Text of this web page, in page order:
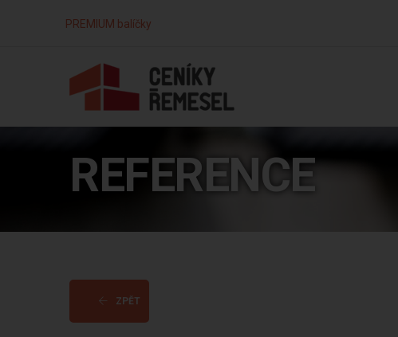
PREMIUM balíčky
REFERENCE
ZPĚT